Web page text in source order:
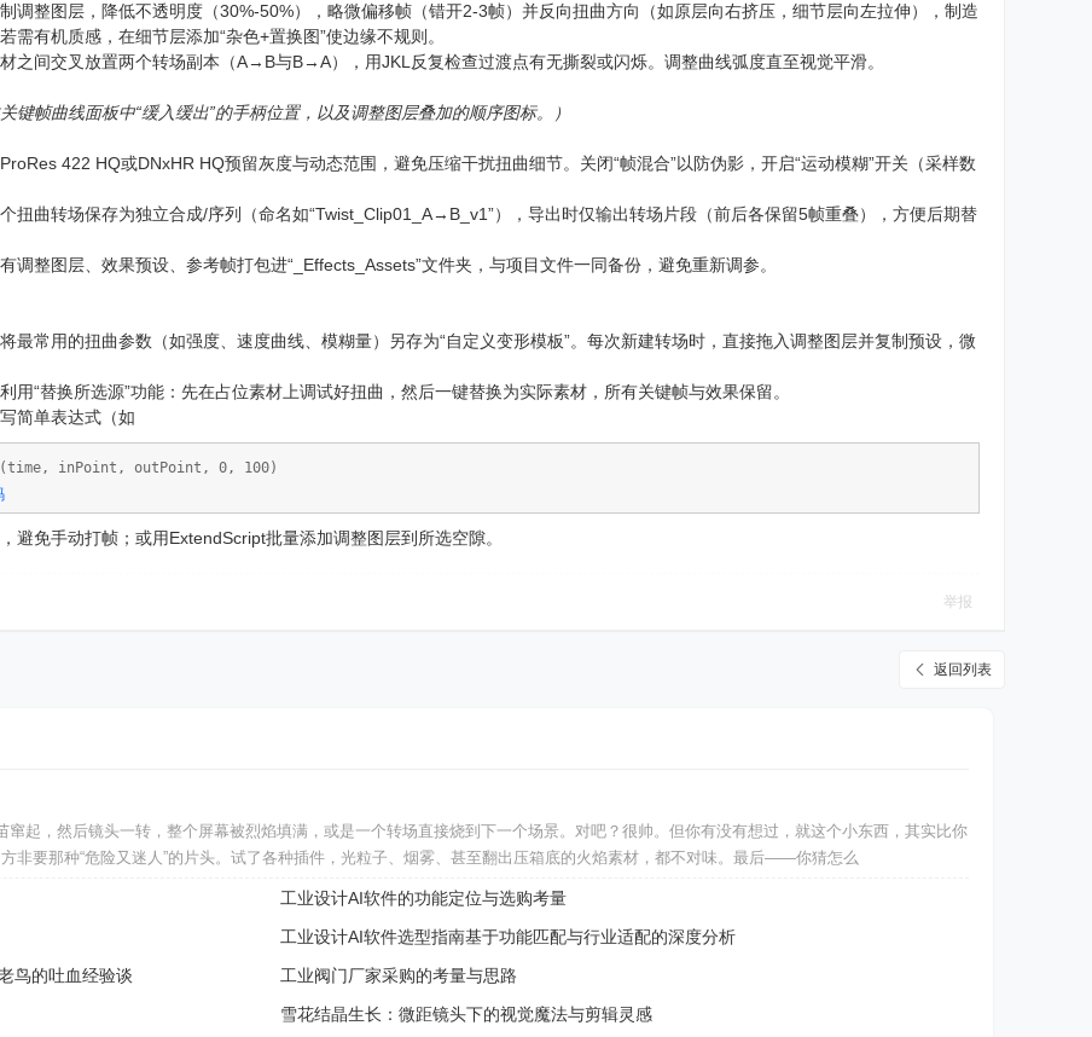
制调整图层，降低不透明度（30%-50%），略微偏移帧（错开2-3帧）并反向扭曲方向（如原层向右挤压，细节层向左拉伸），制造
需有机质感，在细节层添加“杂色+置换图”使边缘不规则。
材之间交叉放置两个转场副本（A→B与B→A），用JKL反复检查过渡点有无撕裂或闪烁。调整曲线弧度直至视觉平滑。
键帧曲线面板中“缓入缓出”的手柄位置，以及调整图层叠加的顺序图标。）
ProRes 422 HQ或DNxHR HQ预留灰度与动态范围，避免压缩干扰扭曲细节。关闭“帧混合”以防伪影，开启“运动模糊”开关（采样数
个扭曲转场保存为独立合成/序列（命名如“Twist_Clip01_A→B_v1”），导出时仅输出转场片段（前后各保留5帧重叠），方便后期替
有调整图层、效果预设、参考帧打包进“_Effects_Assets”文件夹，与项目文件一同备份，避免重新调参。
将最常用的扭曲参数（如强度、速度曲线、模糊量）另存为“自定义变形模板”。每次新建转场时，直接拖入调整图层并复制预设，微
利用“替换所选源”功能：先在占位素材上调试好扭曲，然后一键替换为实际素材，所有关键帧与效果保留。
写简单表达式（如
inPoint, outPoint, 0, 100)
避免手动打帧；或用ExtendScript批量添加调整图层到所选空隙。
举报
返回列表
起，然后镜头一转，整个屏幕被烈焰填满，或是一个转场直接烧到下一个场景。对吧？很帅。但你有没有想过，就这个小东西，其实比你
非要那种“危险又迷人”的片头。试了各种插件，光粒子、烟雾、甚至翻出压箱底的火焰素材，都不对味。最后——你猜怎么
工业设计AI软件的功能定位与选购考量
工业设计AI软件选型指南基于功能匹配与行业适配的深度分析
鸟的吐血经验谈
工业阀门厂家采购的考量与思路
雪花结晶生长：微距镜头下的视觉魔法与剪辑灵感